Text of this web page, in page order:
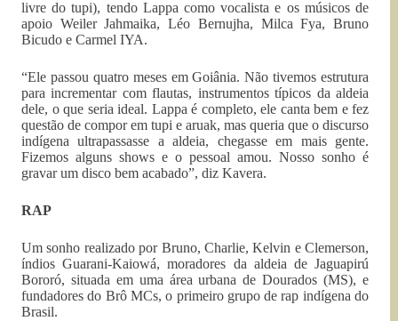
livre do tupi), tendo Lappa como vocalista e os músicos de
apoio Weiler Jahmaika, Léo Bernujha, Milca Fya, Bruno
Bicudo e Carmel IYA.
“Ele passou quatro meses em Goiânia. Não tivemos estrutura
para incrementar com flautas, instrumentos típicos da aldeia
dele, o que seria ideal. Lappa é completo, ele canta bem e fez
questão de compor em tupi e aruak, mas queria que o discurso
indígena ultrapassasse a aldeia, chegasse em mais gente.
Fizemos alguns shows e o pessoal amou. Nosso sonho é
gravar um disco bem acabado”, diz Kavera.
RAP
Um sonho realizado por Bruno, Charlie, Kelvin e Clemerson,
índios Guarani-Kaiowá, moradores da aldeia de Jaguapirú
Bororó, situada em uma área urbana de Dourados (MS), e
fundadores do Brô MCs, o primeiro grupo de rap indígena do
Brasil.